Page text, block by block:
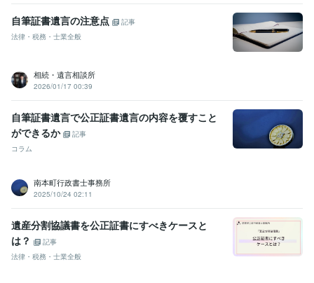
自筆証書遺言の注意点
記事
法律・税務・士業全般
相続・遺言相談所
2026/01/17 00:39
自筆証書遺言で公正証書遺言の内容を覆すこと
ができるか
記事
コラム
南本町行政書士事務所
2025/10/24 02:11
遺産分割協議書を公正証書にすべきケースと
は？
記事
法律・税務・士業全般